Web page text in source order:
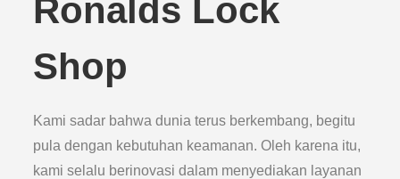
Ronalds Lock
Shop
Kami sadar bahwa dunia terus berkembang, begitu
pula dengan kebutuhan keamanan. Oleh karena itu,
kami selalu berinovasi dalam menyediakan layanan